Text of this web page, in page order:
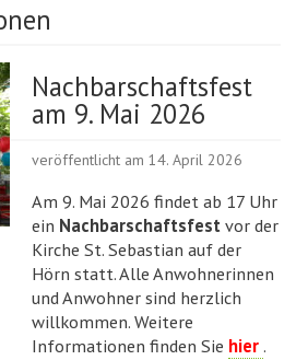
Nachbarschaftsfest
am 9. Mai 2026
veröffentlicht am 14. April 2026
Am 9. Mai 2026 findet ab 17 Uhr
ein Nachbarschaftsfestvor der
Kirche St. Sebastian auf der
Hörn statt. Alle Anwohnerinnen
und Anwohner sind herzlich
willkommen. Weitere
Informationen finden Sie hier.